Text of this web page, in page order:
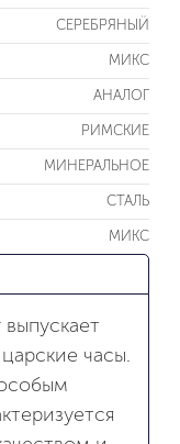
СЕРЕБРЯНЫЙ
МИКС
АНАЛОГ
РИМСКИЕ
МИНЕРАЛЬНОЕ
СТАЛЬ
МИКС
часы.